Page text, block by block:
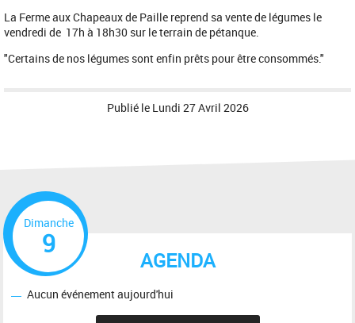
La Ferme aux Chapeaux de Paille reprend sa vente de légumes le
vendredi de 17h à 18h30 sur le terrain de pétanque.
"Certains de nos légumes sont enfin prêts pour être consommés."
Publié le Lundi 27 Avril 2026
AGENDA
Dimanche
9
Aucun événement aujourd'hui